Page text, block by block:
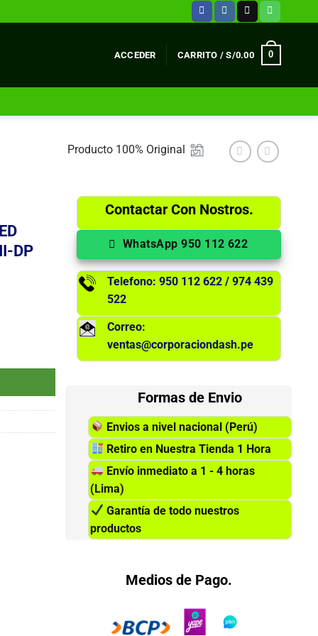
ACCEDER CARRITO /S/0.00 0
Producto 100% Original
DP
VGA-HDMI-DP 5MS cantidad
Contactar Con Nostros.
WhatsApp 950 112 622
Telefono: 950 112 622 / 974 439
522
Correo:
ventas@corporaciondash.pe
Formas de Envio
Envios a nivel nacional (Perú)
Retiro en Nuestra Tienda 1 Hora
Envío inmediato a 1 - 4 horas
(Lima)
Garantía de todo nuestros
productos
Medios de Pago.